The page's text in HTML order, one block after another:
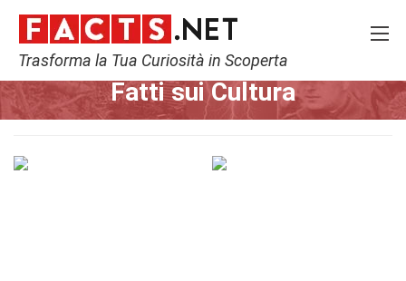
Trasforma la Tua Curiosità in Scoperta
Home Storia Cultura
Fatti sui Cultura